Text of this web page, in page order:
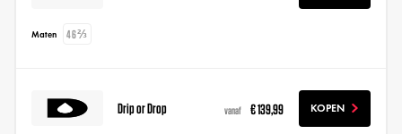
Maten 46⅔
Drip or Drop vanaf € 139,99 KOPEN